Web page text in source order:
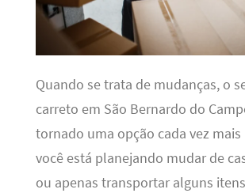
Quando se trata de mudanças, o
carreto em São Bernardo do
tornado uma opção cada vez mais
você está planejando mudar de
ou apenas transportar alguns